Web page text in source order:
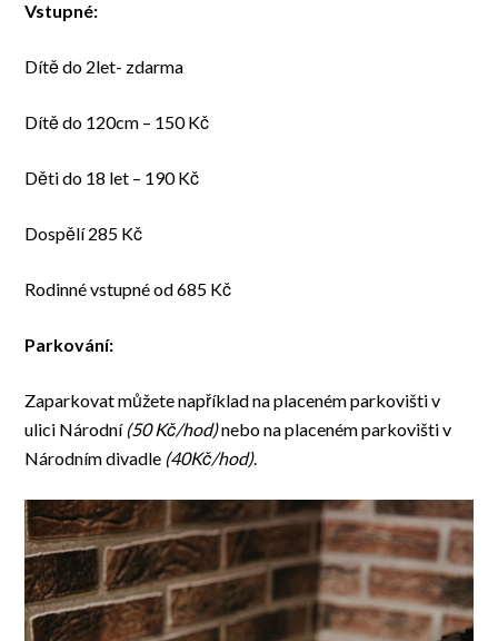
Vstupné:
Dítě do 2let- zdarma
Dítě do 120cm – 150 Kč
Děti do 18 let – 190 Kč
Dospělí 285 Kč
Rodinné vstupné od 685 Kč
Parkování:
Zaparkovat můžete například na placeném parkovišti v
ulici Národní (50 Kč/hod)nebo na placeném parkovišti v
Národním divadle (40Kč/hod).